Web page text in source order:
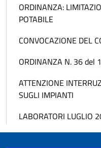
ORDINANZA:
POTABILE
CONVOCAZIONE DEL
ORDINANZA N. 36
ATTENZIONE
SUGLI IMPIANTI
LABORATORI LUGLIO